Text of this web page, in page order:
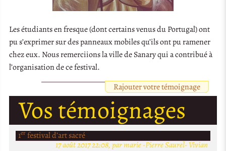
Les étudiants en fresque (dont certains venus du Portugal) ont
pu s’exprimer sur des panneaux mobiles qu’ils ont pu ramener
chez eux. Nous remerciions la ville de Sanary qui a contribué à
l’organisation de ce festival.
Rajouter votre témoignage
Vos témoignages
1erfestival d’art sacré
17 août 2017 22:08, par marie -Pierre Saurel- Vivian